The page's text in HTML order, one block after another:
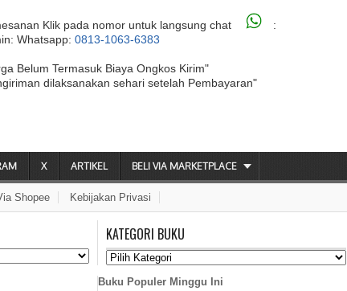
Klik pada nomor untuk langsung chat
:
Whatsapp: 0813-1063-6383
Belum Termasuk Biaya Ongkos Kirim"
dilaksanakan sehari setelah Pembayaran"
X ARTIKEL BELI VIA MARKETPLACE
Shopee Kebijakan Privasi
KATEGORI BUKU
Buku Populer Minggu Ini